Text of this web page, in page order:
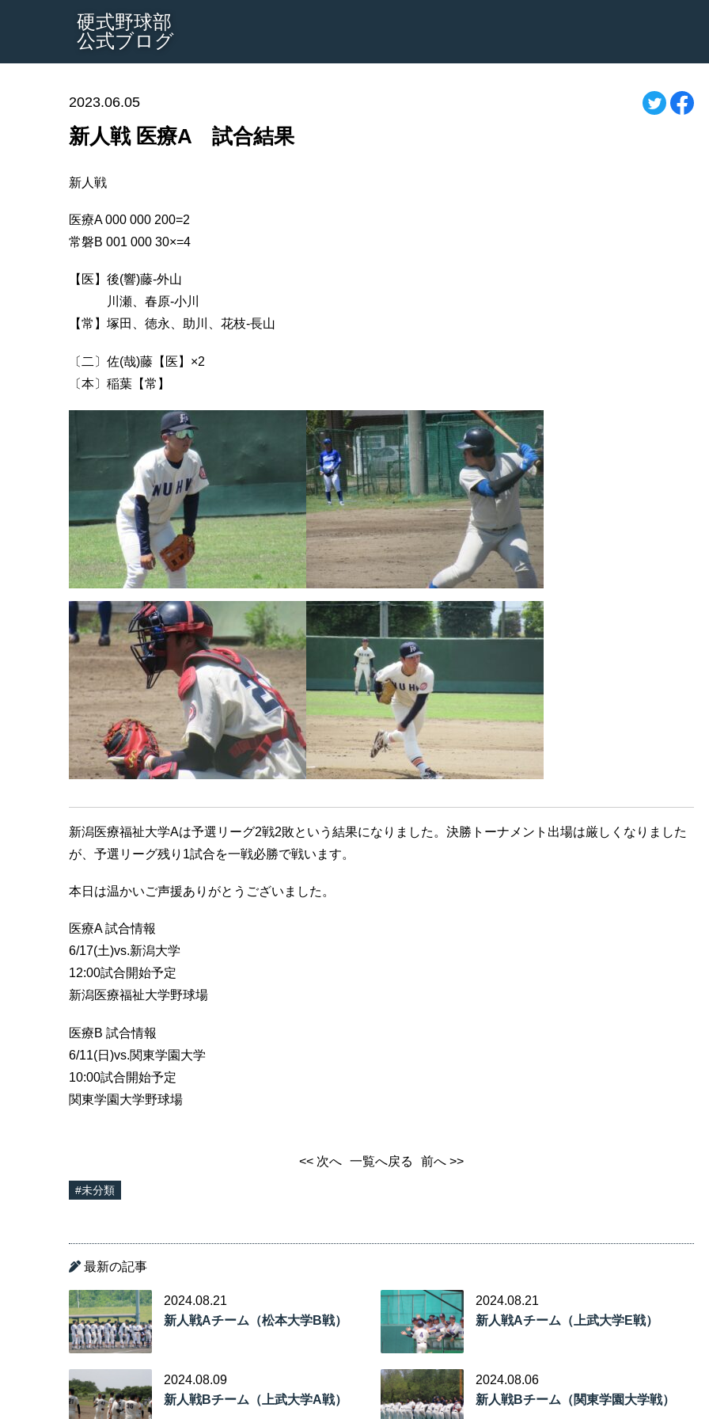
硬式野球部
公式ブログ
2023.06.05
新人戦 医療A 試合結果
新人戦
医療A 000 000 200=2
常磐B 001 000 30×=4
【医】後(響)藤-外山
川瀬、春原-小川
【常】塚田、徳永、助川、花枝-長山
〔二〕佐(哉)藤【医】×2
〔本〕稲葉【常】
新潟医療福祉大学Aは予選リーグ2戦2敗という結果になりました。 決勝トーナメント出場は厳しくなりました
が、予選リーグ残り1試合を一戦必勝で戦います。
本日は温かいご声援ありがとうございました。
医療A 試合情報
6/17(土)vs.新潟大学
12:00試合開始予定
新潟医療福祉大学野球場
医療B 試合情報
6/11(日)vs.関東学園大学
10:00試合開始予定
関東学園大学野球場
<< 次へ 一覧へ戻る 前へ >>
#未分類
最新の記事
2024.08.21
新人戦Aチーム（松本大学B戦）
2024.08.21
新人戦Aチーム（上武大学E戦）
2024.08.09
新人戦Bチーム（上武大学A戦）
2024.08.06
新人戦Bチーム（関東学園大学戦）